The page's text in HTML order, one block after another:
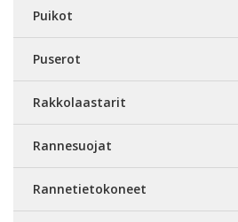
Puikot
Puserot
Rakkolaastarit
Rannesuojat
Rannetietokoneet